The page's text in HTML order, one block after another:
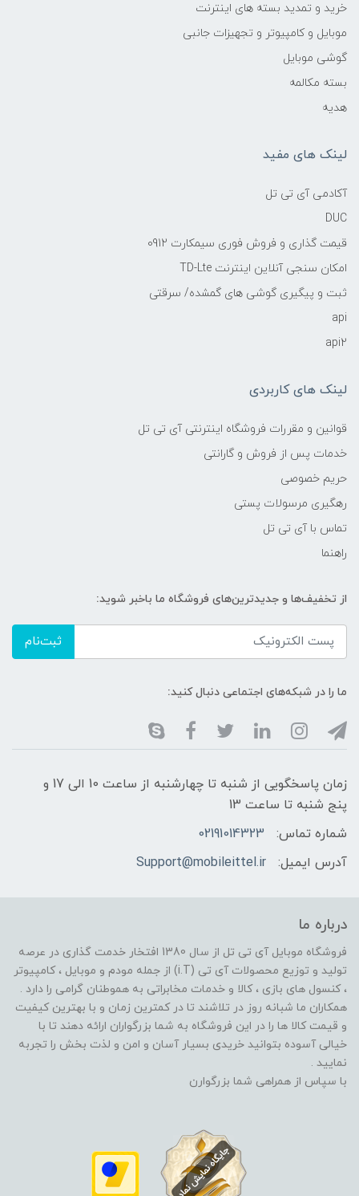
خرید و تمدید بسته های اینترنت
موبایل و کامپیوتر و تجهیزات جانبی
گوشی موبایل
بسته مکالمه
هدیه
لینک های مفید
آکادمی آی تی تل
DUC
قیمت گذاری و فروش فوری سیمکارت 0912
امکان سنجی آنلاین اینترنت TD-Lte
ثبت و پیگیری گوشی های گمشده/ سرقتی
api
api2
لینک های کاربردی
قوانین و مقررات فروشگاه اینترنتی آی تی تل
خدمات پس از فروش و گارانتی
حریم خصوصی
رهگیری مرسولات پستی
تماس با آی تی تل
راهنما
از تخفیف‌ها و جدیدترین‌های فروشگاه ما باخبر شوید:
ثبت‌نام
ما را در شبکه‌های اجتماعی دنبال کنید:
زمان پاسخگویی از شنبه تا چهارشنبه از ساعت 10 الی 17 و
پنج شنبه تا ساعت 13
شماره تماس:
02191014323
آدرس ایمیل:
Support@mobileittel.ir
درباره ما
فروشگاه موبایل آی تی تل از سال 1380 افتخار خدمت گذاری در عرصه
تولید و توزیع محصولات آی تی (i.T) از جمله مودم و موبایل ، کامپیوتر
، کنسول های بازی ، کالا و خدمات مخابراتی به هموطنان گرامی را دارد .
همکاران ما شبانه روز در تلاشند تا در کمترین زمان و با بهترین کیفیت
و قیمت کالا ها را در این فروشگاه به شما بزرگواران ارائه دهند تا با
خیالی آسوده بتوانید خریدی بسیار آسان و امن و لذت بخش را تجربه
نمایید .
با سپاس از همراهی شما بزرگوارن